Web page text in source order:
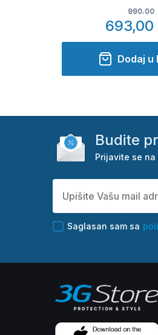
990.00
693,00
Dodaj u
Budite
Prijavite se
Saglasan sam sa